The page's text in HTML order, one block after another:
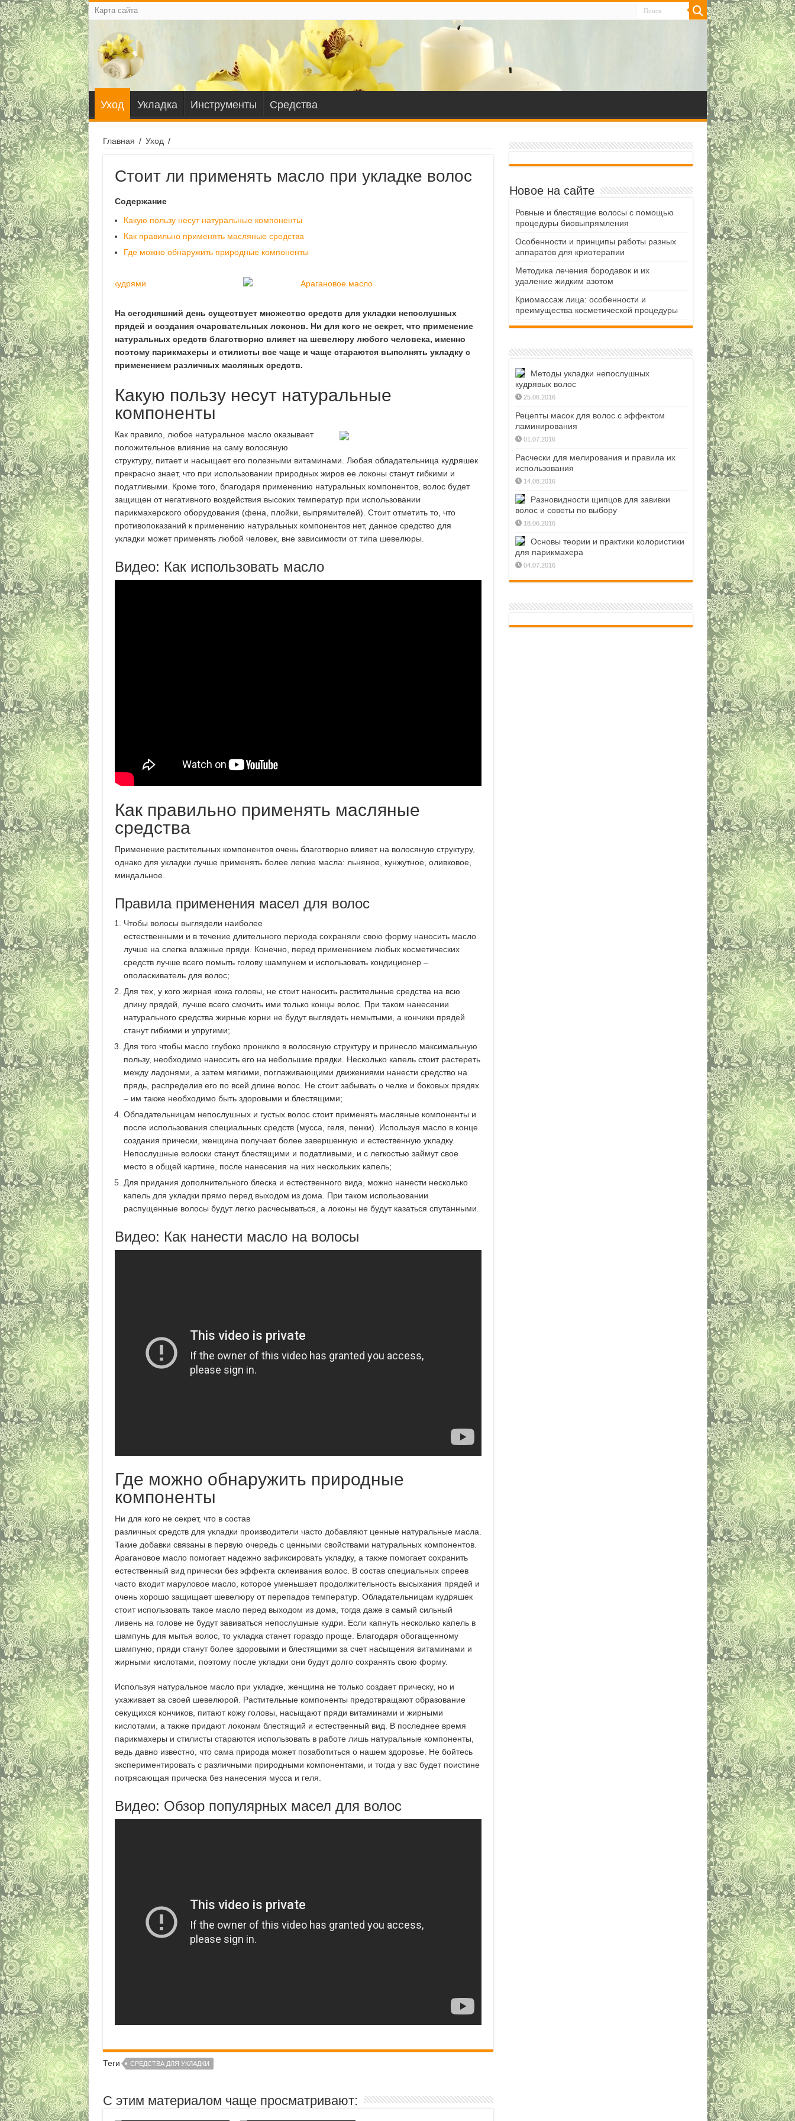
Карта сайта
Уход Укладка Инструменты Средства
Главная / Уход /
Стоит ли применять масло при укладке волос
Содержание
Какую пользу несут натуральные компоненты
Как правильно применять масляные средства
Где можно обнаружить природные компоненты
На сегодняшний день существует множество средств для укладки непослушных
прядей и создания очаровательных локонов. Ни для кого не секрет, что применение
натуральных средств благотворно влияет на шевелюру любого человека, именно
поэтому парикмахеры и стилисты все чаще и чаще стараются выполнять укладку с
применением различных масляных средств.
Какую пользу несут натуральные
компоненты
Как правило, любое натуральное масло оказывает
положительное влияние на саму волосяную
структуру, питает и насыщает его полезными витаминами. Любая обладательница кудряшек
прекрасно знает, что при использовании природных жиров ее локоны станут гибкими и
податливыми. Кроме того, благодаря применению натуральных компонентов, волос будет
защищен от негативного воздействия высоких температур при использовании
парикмахерского оборудования (фена, плойки, выпрямителей). Стоит отметить то, что
противопоказаний к применению натуральных компонентов нет, данное средство для
укладки может применять любой человек, вне зависимости от типа шевелюры.
Видео: Как использовать масло
Как правильно применять масляные
средства
Применение растительных компонентов очень благотворно влияет на волосяную структуру,
однако для укладки лучше применять более легкие масла: льняное, кунжутное, оливковое,
миндальное.
Правила применения масел для волос
Чтобы волосы выглядели наиболее
естественными и в течение длительного периода сохраняли свою форму наносить масло
лучше на слегка влажные пряди. Конечно, перед применением любых косметических
средств лучше всего помыть голову шампунем и использовать кондиционер –
ополаскиватель для волос;
Для тех, у кого жирная кожа головы, не стоит наносить растительные средства на всю
длину прядей, лучше всего смочить ими только концы волос. При таком нанесении
натурального средства жирные корни не будут выглядеть немытыми, а кончики прядей
станут гибкими и упругими;
Для того чтобы масло глубоко проникло в волосяную структуру и принесло максимальную
пользу, необходимо наносить его на небольшие прядки. Несколько капель стоит растереть
между ладонями, а затем мягкими, поглаживающими движениями нанести средство на
прядь, распределив его по всей длине волос. Не стоит забывать о челке и боковых прядях
– им также необходимо быть здоровыми и блестящими;
Обладательницам непослушных и густых волос стоит применять масляные компоненты и
после использования специальных средств (мусса, геля, пенки). Используя масло в конце
создания прически, женщина получает более завершенную и естественную укладку.
Непослушные волоски станут блестящими и податливыми, и с легкостью займут свое
место в общей картине, после нанесения на них нескольких капель;
Для придания дополнительного блеска и естественного вида, можно нанести несколько
капель для укладки прямо перед выходом из дома. При таком использовании
распущенные волосы будут легко расчесываться, а локоны не будут казаться спутанными.
Видео: Как нанести масло на волосы
Где можно обнаружить природные
компоненты
Ни для кого не секрет, что в состав
различных средств для укладки производители часто добавляют ценные натуральные масла.
Такие добавки связаны в первую очередь с ценными свойствами натуральных компонентов.
Арагановое масло помогает надежно зафиксировать укладку, а также помогает сохранить
естественный вид прически без эффекта склеивания волос. В состав специальных спреев
часто входит маруловое масло, которое уменьшает продолжительность высыхания прядей и
очень хорошо защищает шевелюру от перепадов температур. Обладательницам кудряшек
стоит использовать такое масло перед выходом из дома, тогда даже в самый сильный
ливень на голове не будут завиваться непослушные кудри. Если капнуть несколько капель в
шампунь для мытья волос, то укладка станет гораздо проще. Благодаря обогащенному
шампуню, пряди станут более здоровыми и блестящими за счет насыщения витаминами и
жирными кислотами, поэтому после укладки они будут долго сохранять свою форму.
Используя натуральное масло при укладке, женщина не только создает прическу, но и
ухаживает за своей шевелюрой. Растительные компоненты предотвращают образование
секущихся кончиков, питают кожу головы, насыщают пряди витаминами и жирными
кислотами, а также придают локонам блестящий и естественный вид. В последнее время
парикмахеры и стилисты стараются использовать в работе лишь натуральные компоненты,
ведь давно известно, что сама природа может позаботиться о нашем здоровье. Не бойтесь
экспериментировать с различными природными компонентами, и тогда у вас будет поистине
потрясающая прическа без нанесения мусса и геля.
Видео: Обзор популярных масел для волос
Теги СРЕДСТВА ДЛЯ УКЛАДКИ
С этим материалом чаще просматривают:
Новое на сайте
Ровные и блестящие волосы с помощью
процедуры биовыпрямления
Особенности и принципы работы разных
аппаратов для криотерапии
Методика лечения бородавок и их
удаление жидким азотом
Криомассаж лица: особенности и
преимущества косметической процедуры
Методы укладки непослушных
кудрявых волос
25.06.2016
Рецепты масок для волос с эффектом
ламинирования
01.07.2016
Расчески для мелирования и правила их
использования
14.08.2016
Разновидности щипцов для завивки
волос и советы по выбору
18.06.2016
Основы теории и практики колористики
для парикмахера
04.07.2016